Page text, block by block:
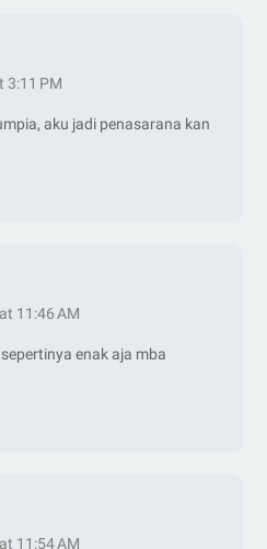
3:11 PM
aku jadi penasarana kan
11:46 AM
enak aja mba
11:54 AM